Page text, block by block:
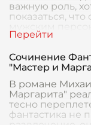
важную роль,
показаться,
Сочинение
"Мастер и
В романе
Маргарита"
тесно
фантастика не